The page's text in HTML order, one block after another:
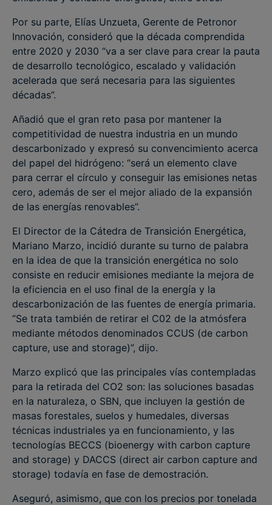
Por su parte, Elías Unzueta, Gerente de Petronor
Innovación, consideró que la década comprendida
entre 2020 y 2030 “va a ser clave para crear la pauta
de desarrollo tecnológico, escalado y validación
acelerada que será necesaria para las siguientes
décadas”.
Añadió que el gran reto pasa por mantener la
competitividad de nuestra industria en un mundo
descarbonizado y expresó su convencimiento acerca
del papel del hidrógeno: “será un elemento clave
para cerrar el círculo y conseguir las emisiones netas
cero, además de ser el mejor aliado de la expansión
de las energías renovables”.
El Director de la Cátedra de Transición Energética,
Mariano Marzo, incidió durante su turno de palabra
en la idea de que la transición energética no solo
consiste en reducir emisiones mediante la mejora de
la eficiencia en el uso final de la energía y la
descarbonización de las fuentes de energía primaria.
“Se trata también de retirar el C02 de la atmósfera
mediante métodos denominados CCUS (de carbon
capture, use and storage)”, dijo.
Marzo explicó que las principales vías contempladas
para la retirada del CO2 son: las soluciones basadas
en la naturaleza, o SBN, que incluyen la gestión de
masas forestales, suelos y humedales, diversas
técnicas industriales ya en funcionamiento, y las
tecnologías BECCS (bioenergy with carbon capture
and storage) y DACCS (direct air carbon capture and
storage) todavía en fase de demostración.
Aseguró, asimismo, que con los precios por tonelada